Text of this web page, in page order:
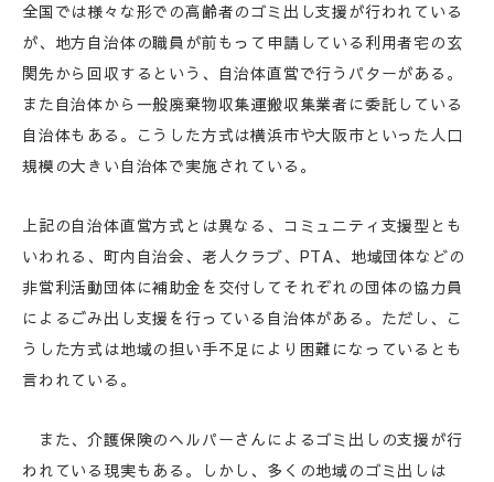
全国では様々な形での高齢者のゴミ出し支援が行われている
が、地方自治体の職員が前もって申請している利用者宅の玄
関先から回収するという、自治体直営で行うパターがある。
また自治体から一般廃棄物収集運搬収集業者に委託している
自治体もある。こうした方式は横浜市や大阪市といった人口
規模の大きい自治体で実施されている。
上記の自治体直営方式とは異なる、コミュニティ支援型とも
いわれる、町内自治会、老人クラブ、PTA、地域団体などの
非営利活動団体に補助金を交付してそれぞれの団体の協力員
によるごみ出し支援を行っている自治体がある。ただし、こ
うした方式は地域の担い手不足により困難になっているとも
言われている。
また、介護保険のヘルパーさんによるゴミ出しの支援が行
われている現実もある。しかし、多くの地域のゴミ出しは